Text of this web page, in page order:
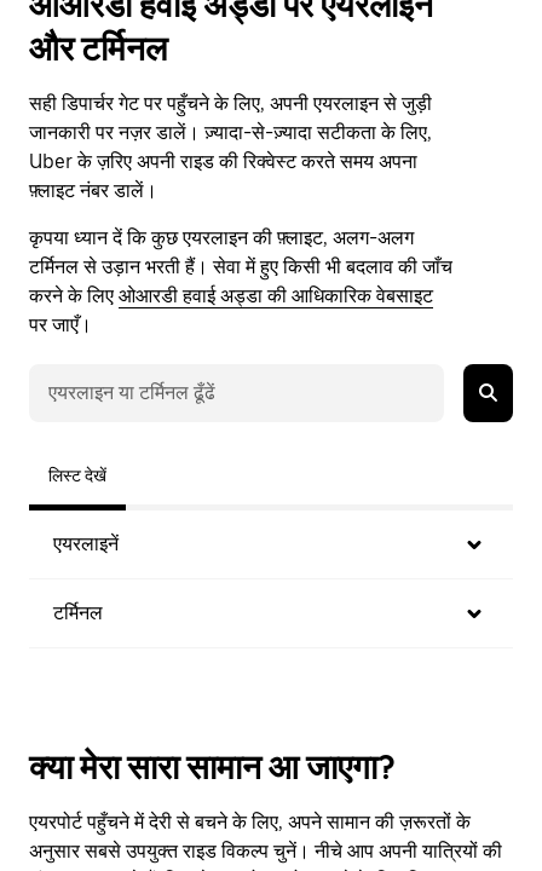
और टर्मिनल
सही डिपार्चर गेट पर पहुँचने के लिए, अपनी एयरलाइन से जुड़ी
जानकारी पर नज़र डालें। ज़्यादा-से-ज़्यादा सटीकता के लिए,
Uber के ज़रिए अपनी राइड की रिक्वेस्ट करते समय अपना
फ़्लाइट नंबर डालें।
कृपया ध्यान दें कि कुछ एयरलाइन की फ़्लाइट, अलग-अलग
टर्मिनल से उड़ान भरती हैं। सेवा में हुए किसी भी बदलाव की जाँच
करने के लिए ओआरडी हवाई अड्डा की आधिकारिक वेबसाइट
पर जाएँ।
लिस्ट देखें
एयरलाइनें
टर्मिनल
क्या मेरा सारा सामान आ जाएगा?
एयरपोर्ट पहुँचने में देरी से बचने के लिए, अपने सामान की ज़रूरतों के
अनुसार सबसे उपयुक्त राइड विकल्प चुनें। नीचे आप अपनी यात्रियों की